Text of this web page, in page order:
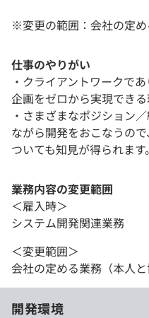
※変更の範囲：会社の定め
仕事のやりがい
・クライアントワークで
企画をゼロから実現できる
・さまざまなポジション
ながら開発をおこなうの
ついても知見が得られます。
業務内容の変更範囲
＜雇入時＞
システム開発関連業務
＜変更範囲＞
会社の定める業務（本人と
開発環境